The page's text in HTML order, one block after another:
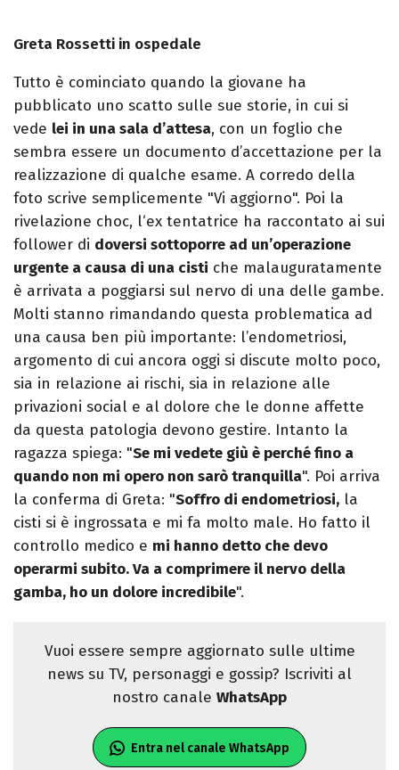
Greta Rossetti in ospedale
Tutto è cominciato quando la giovane ha
pubblicato uno scatto sulle sue storie, in cui si
vede lei in una sala d’attesa, con un foglio che
sembra essere un documento d’accettazione per la
realizzazione di qualche esame. A corredo della
foto scrive semplicemente "Vi aggiorno". Poi la
rivelazione choc, l‘ex tentatrice ha raccontato ai sui
follower di doversi sottoporre ad un’operazione
urgente a causa di una cisti che malauguratamente
è arrivata a poggiarsi sul nervo di una delle gambe.
Molti stanno rimandando questa problematica ad
una causa ben più importante: l’endometriosi,
argomento di cui ancora oggi si discute molto poco,
sia in relazione ai rischi, sia in relazione alle
privazioni social e al dolore che le donne affette
da questa patologia devono gestire. Intanto la
ragazza spiega: "Se mi vedete giù è perché fino a
quando non mi opero non sarò tranquilla". Poi arriva
la conferma di Greta: "Soffro di endometriosi, la
cisti si è ingrossata e mi fa molto male. Ho fatto il
controllo medico e mi hanno detto che devo
operarmi subito. Va a comprimere il nervo della
gamba, ho un dolore incredibile".
Vuoi essere sempre aggiornato sulle ultime
news su TV, personaggi e gossip? Iscriviti al
nostro canale WhatsApp
Entra nel canale WhatsApp